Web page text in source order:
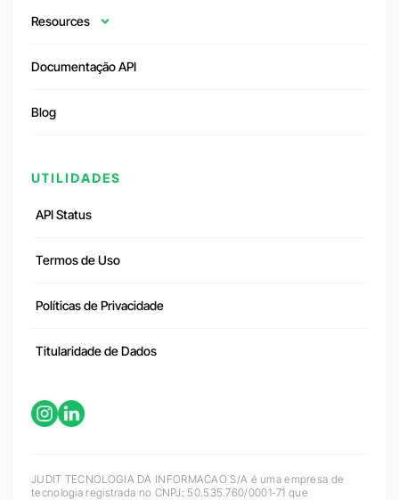
Resources
Documentação API
Blog
UTILIDADES
API Status
Termos de Uso
Políticas de Privacidade
Titularidade de Dados
JUDIT TECNOLOGIA DA INFORMACAO S/A é uma empresa de
tecnologia registrada no CNPJ: 50.535.760/0001-71 que